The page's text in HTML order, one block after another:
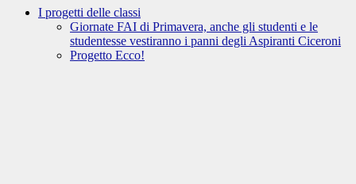
I progetti delle classi
Giornate FAI di Primavera, anche gli studenti e le
studentesse vestiranno i panni degli Aspiranti Ciceroni
Progetto Ecco!